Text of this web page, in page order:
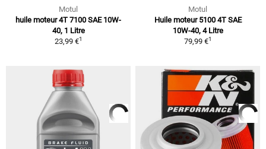
Motul
huile moteur 4T 7100 SAE 10W-
40, 1 Litre
23,99 €1
Motul
Huile moteur 5100 4T SAE
10W-40, 4 Litre
79,99 €1